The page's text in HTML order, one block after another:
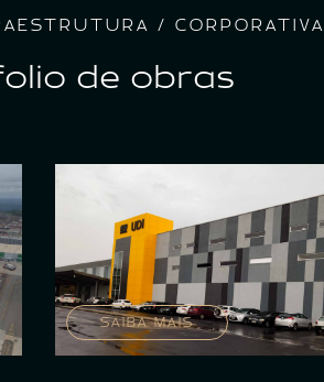
/
de obras
SAIBA MAIS